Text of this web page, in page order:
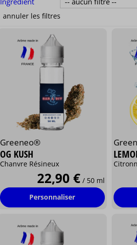
Greeneo®
OG KUSH
Chanvre Résineux
22,90 € / 50 ml
Personnaliser